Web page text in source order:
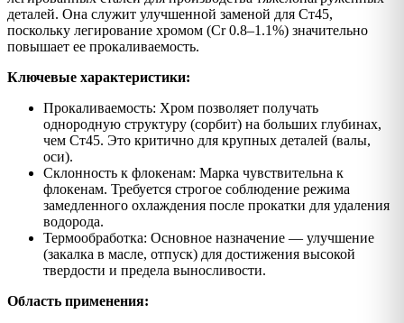
деталей. Она служит улучшенной заменой для Ст45,
поскольку легирование хромом (Cr 0.8–1.1%) значительно
повышает ее прокаливаемость.
Ключевые характеристики:
Прокаливаемость: Хром позволяет получать
однородную структуру (сорбит) на больших глубинах,
чем Ст45. Это критично для крупных деталей (валы,
оси).
Склонность к флокенам: Марка чувствительна к
флокенам. Требуется строгое соблюдение режима
замедленного охлаждения после прокатки для удаления
водорода.
Термообработка: Основное назначение — улучшение
(закалка в масле, отпуск) для достижения высокой
твердости и предела выносливости.
Область применения: